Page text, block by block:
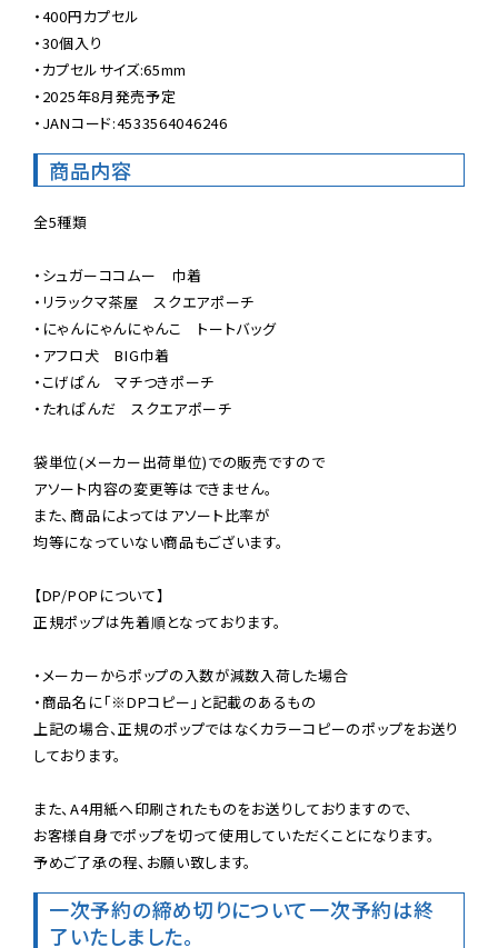
・400円カプセル
・30個入り
・カプセルサイズ:65mm
・2025年8月発売予定
・JANコード:4533564046246
商品内容
全5種類
・シュガーココムー　巾着
・リラックマ茶屋　スクエアポーチ
・にゃんにゃんにゃんこ　トートバッグ
・アフロ犬　BIG巾着
・こげぱん　マチつきポーチ
・たれぱんだ　スクエアポーチ
袋単位(メーカー出荷単位)での販売ですので
アソート内容の変更等はできません。
また、商品によってはアソート比率が
均等になっていない商品もございます。
【DP/POPについて】
正規ポップは先着順となっております。
・メーカーからポップの入数が減数入荷した場合
・商品名に「※DPコピー」と記載のあるもの
上記の場合、正規のポップではなくカラーコピーのポップをお送り
しております。
また、A4用紙へ印刷されたものをお送りしておりますので、
お客様自身でポップを切って使用していただくことになります。
予めご了承の程、お願い致します。
一次予約の締め切りについて一次予約は終
了いたしました。